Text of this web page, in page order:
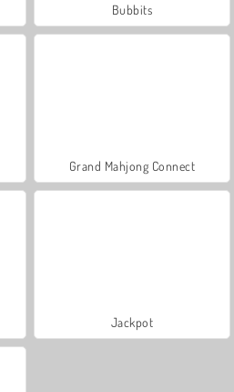
Bubbits
Grand Mahjong Connect
Jackpot